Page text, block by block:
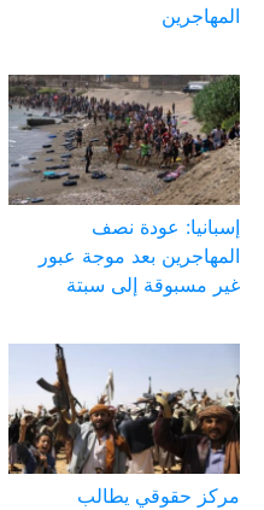
المهاجرين
إسبانيا: عودة نصف
المهاجرين بعد موجة عبور
غير مسبوقة إلى سبتة
مركز حقوقي يطالب